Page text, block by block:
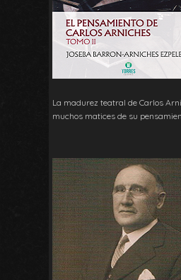
La madurez teatral de Carlos
muchos matices de su